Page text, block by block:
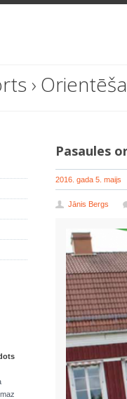
›
Pasaules
2016. gada 5. maijs
Jānis Bergs